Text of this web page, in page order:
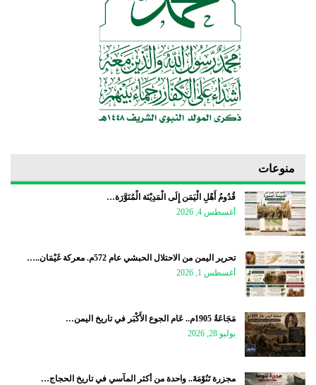
منوعات
قُدُومُ أَهْلِ الْيَمَن إِلَى الْمَدِيْنَة الْمُنَوَّرَة…
أغسطس 4, 2026
تحرير اليمن من الاحتلال الحبشي عام 572م. معركة غَيْمَان..…
أغسطس 1, 2026
مَجَاعَةُ 1905م.. عَام الجوع الأَكْبَر في تاريخ اليمن…
يوليو 28, 2026
مجزرة تَنُوْمَةَ.. واحدة من أكثر المآسي في تاريخ الحجاج…